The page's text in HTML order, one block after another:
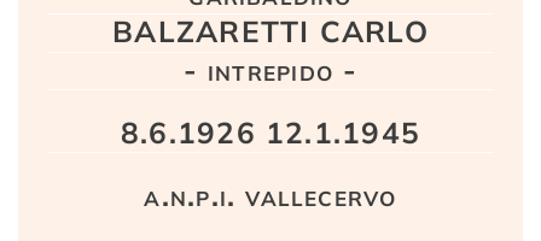
BALZARETTI CARLO
- intrepido -
8.6.1926 12.1.1945
a.n.p.i. vallecervo